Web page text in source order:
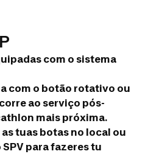
com o sistema
com o botão rotativo ou
ao serviço pós-
mais próxima.
tuas botas no local ou
para fazeres tu